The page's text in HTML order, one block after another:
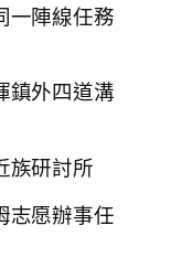
陣線任務
外四道溝
研討所
愿辦事任